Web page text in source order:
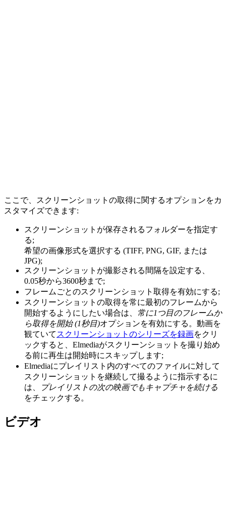
ここで、スクリーンショットの取得に関するオプションをカ
スタマイズできます:
スクリーンショットが保存されるフォルダーを指定す
る;
希望の画像形式を選択する (TIFF, PNG, GIF, または
JPG);
スクリーンショットが撮影される間隔を設定する、
0.05秒から3600秒まで;
フレームごとのスクリーンショット取得を有効にする;
スクリーンショットの取得を常に最初のフレームから
開始するようにしたい場合は、
常に1つ目のフレームか
ら取得を開始 (1秒目)オプションを有効にする。動画を
観ていて スクリーンショットのシリーズを録画をクリ
ックすると、Elmediaがスクリーンショットを撮り始め
る前に再生は開始時にスキップします;
Elmediaにプレイリスト内のすべてのファイルに対して
スクリーンショットを継続して撮るように指示するに
は、
プレイリストの次の映画でもキャプチャを続ける
をチェックする。
ビデオ